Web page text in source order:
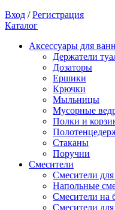
Вход /Регистрация
Каталог
Аксессуары для
Держатели
Дозаторы
Ершики
Крючки
Мыльницы
Мусорные
Полки и
Стаканы
Поручни
Смесители
Смесители
Напольные
Смесители на
Смесители